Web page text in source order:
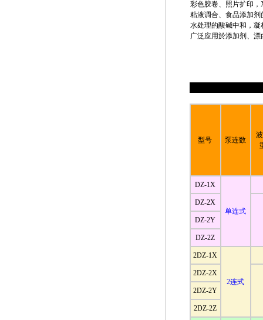
彩色胶卷、照片扩印
粘液调合、食品添加
水处理的酸碱中和，
广泛应用於添加剂、
型号 泵连数
DZ-1X
单连式
DZ-2X
DZ-2Y
DZ-2Z
2DZ-1X
2连式
2DZ-2X
2DZ-2Y
2DZ-2Z